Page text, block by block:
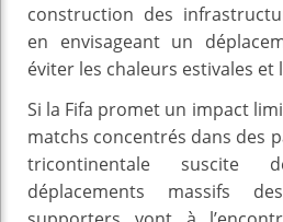
construction des
en envisageant un
éviter les chaleurs estivales et
Si la Fifa promet un impact
matchs concentrés dans des
tricontinentale suscite
déplacements massifs